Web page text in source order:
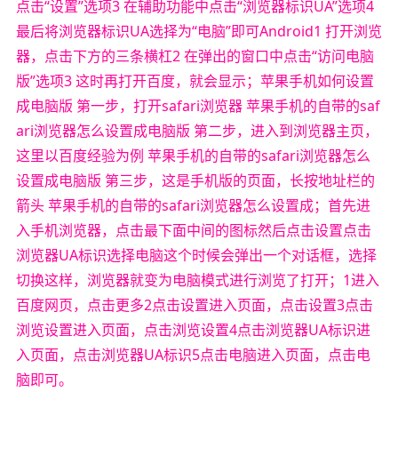
点击“设置”选项3 在辅助功能中点击“浏览器标识UA”选项4
最后将浏览器标识UA选择为“电脑”即可Android1 打开浏览
器，点击下方的三条横杠2 在弹出的窗口中点击“访问电脑
版”选项3 这时再打开百度，就会显示；苹果手机如何设置
成电脑版 第一步，打开safari浏览器 苹果手机的自带的saf
ari浏览器怎么设置成电脑版 第二步，进入到浏览器主页，
这里以百度经验为例 苹果手机的自带的safari浏览器怎么
设置成电脑版 第三步，这是手机版的页面，长按地址栏的
箭头 苹果手机的自带的safari浏览器怎么设置成；首先进
入手机浏览器，点击最下面中间的图标然后点击设置点击
浏览器UA标识选择电脑这个时候会弹出一个对话框，选择
切换这样，浏览器就变为电脑模式进行浏览了打开；1进入
百度网页，点击更多2点击设置进入页面，点击设置3点击
浏览设置进入页面，点击浏览设置4点击浏览器UA标识进
入页面，点击浏览器UA标识5点击电脑进入页面，点击电
脑即可。